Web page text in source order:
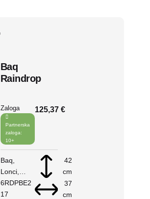
Baq
Raindrop
Zaloga
Partnerska
zaloga:
10+
125,37 €
Baq
Lonci
Raindrop
6RDPBE2
17
42
cm
37
cm
V košarico